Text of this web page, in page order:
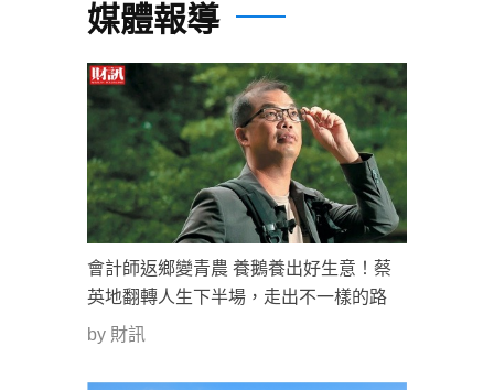
媒體報導
會計師返鄉變青農 養鵝養出好生意！蔡
英地翻轉人生下半場，走出不一樣的路
by 財訊